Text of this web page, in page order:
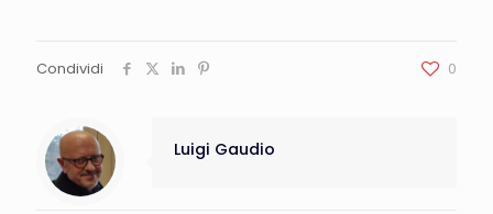
Condividi 0
Luigi Gaudio